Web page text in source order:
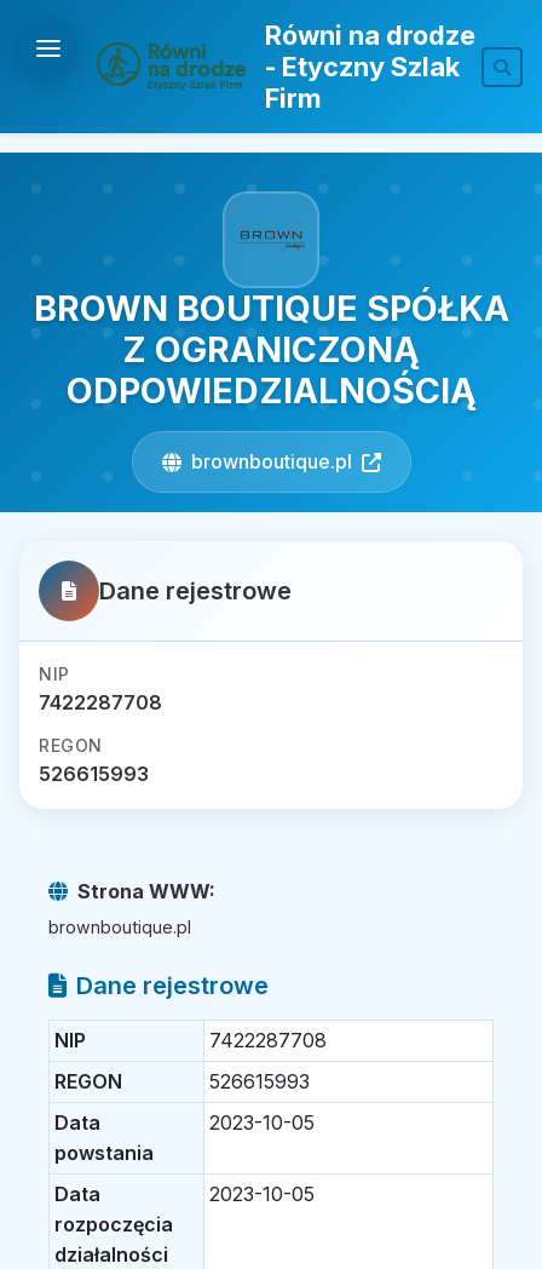
Równi na drodze
- Etyczny Szlak
Firm
BROWN BOUTIQUE SPÓŁKA
Z OGRANICZONĄ
ODPOWIEDZIALNOŚCIĄ
brownboutique.pl
Dane rejestrowe
NIP
7422287708
REGON
526615993
Strona WWW:
brownboutique.pl
Dane rejestrowe
NIP
7422287708
REGON
526615993
Data
powstania
2023-10-05
Data
rozpoczęcia
działalności
2023-10-05